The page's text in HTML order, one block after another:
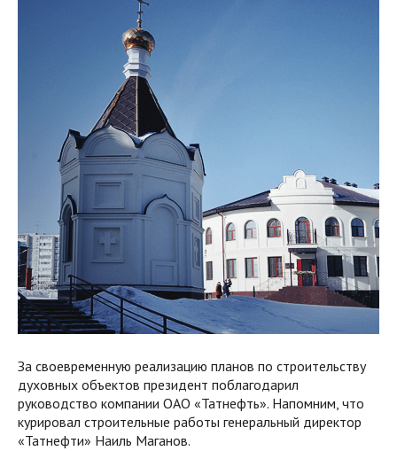
За своевременную реализацию планов по строительству
духовных объектов президент поблагодарил
руководство компании ОАО «Татнефть». Напомним, что
курировал строительные работы генеральный директор
«Татнефти» Наиль Маганов.